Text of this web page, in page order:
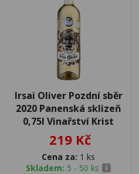
Irsai Oliver Pozdní sběr
2020 Panenská sklizeň
0,75l Vinařství Krist
219 Kč
Cena za: 1 ks
Skladem: 5 - 50 ks